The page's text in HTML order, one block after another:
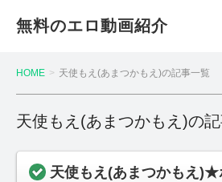
無料のエロ動画紹介
HOME 天使もえ(あまつかもえ)の記事一覧
天使もえ(あまつかもえ)の
天使もえ(あまつかもえ)★